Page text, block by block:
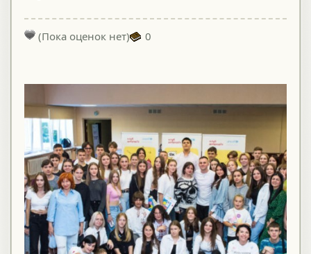
(Пока оценок нет) 0